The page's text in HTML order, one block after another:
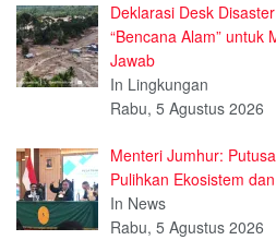
Deklarasi Desk
“Bencana Alam” untuk
Jawab
In Lingkungan
Rabu, 5 Agustus 2026
Menteri Jumhur:
Pulihkan Ekosistem
In News
Rabu, 5 Agustus 2026